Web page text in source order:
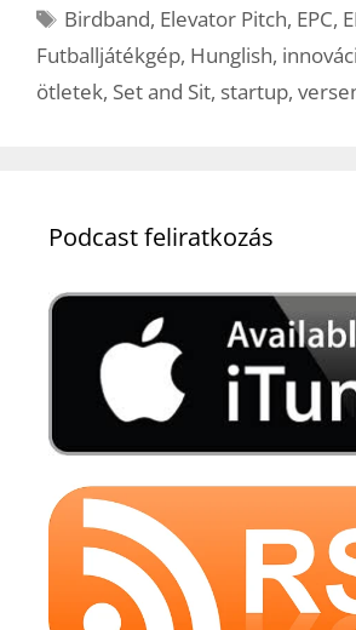
Címkék
Birdband, Elevator Pitch, EPC,
Futballjátékgép, Hunglish,
ötletek, Set and Sit, startup,
Podcast feliratkozás